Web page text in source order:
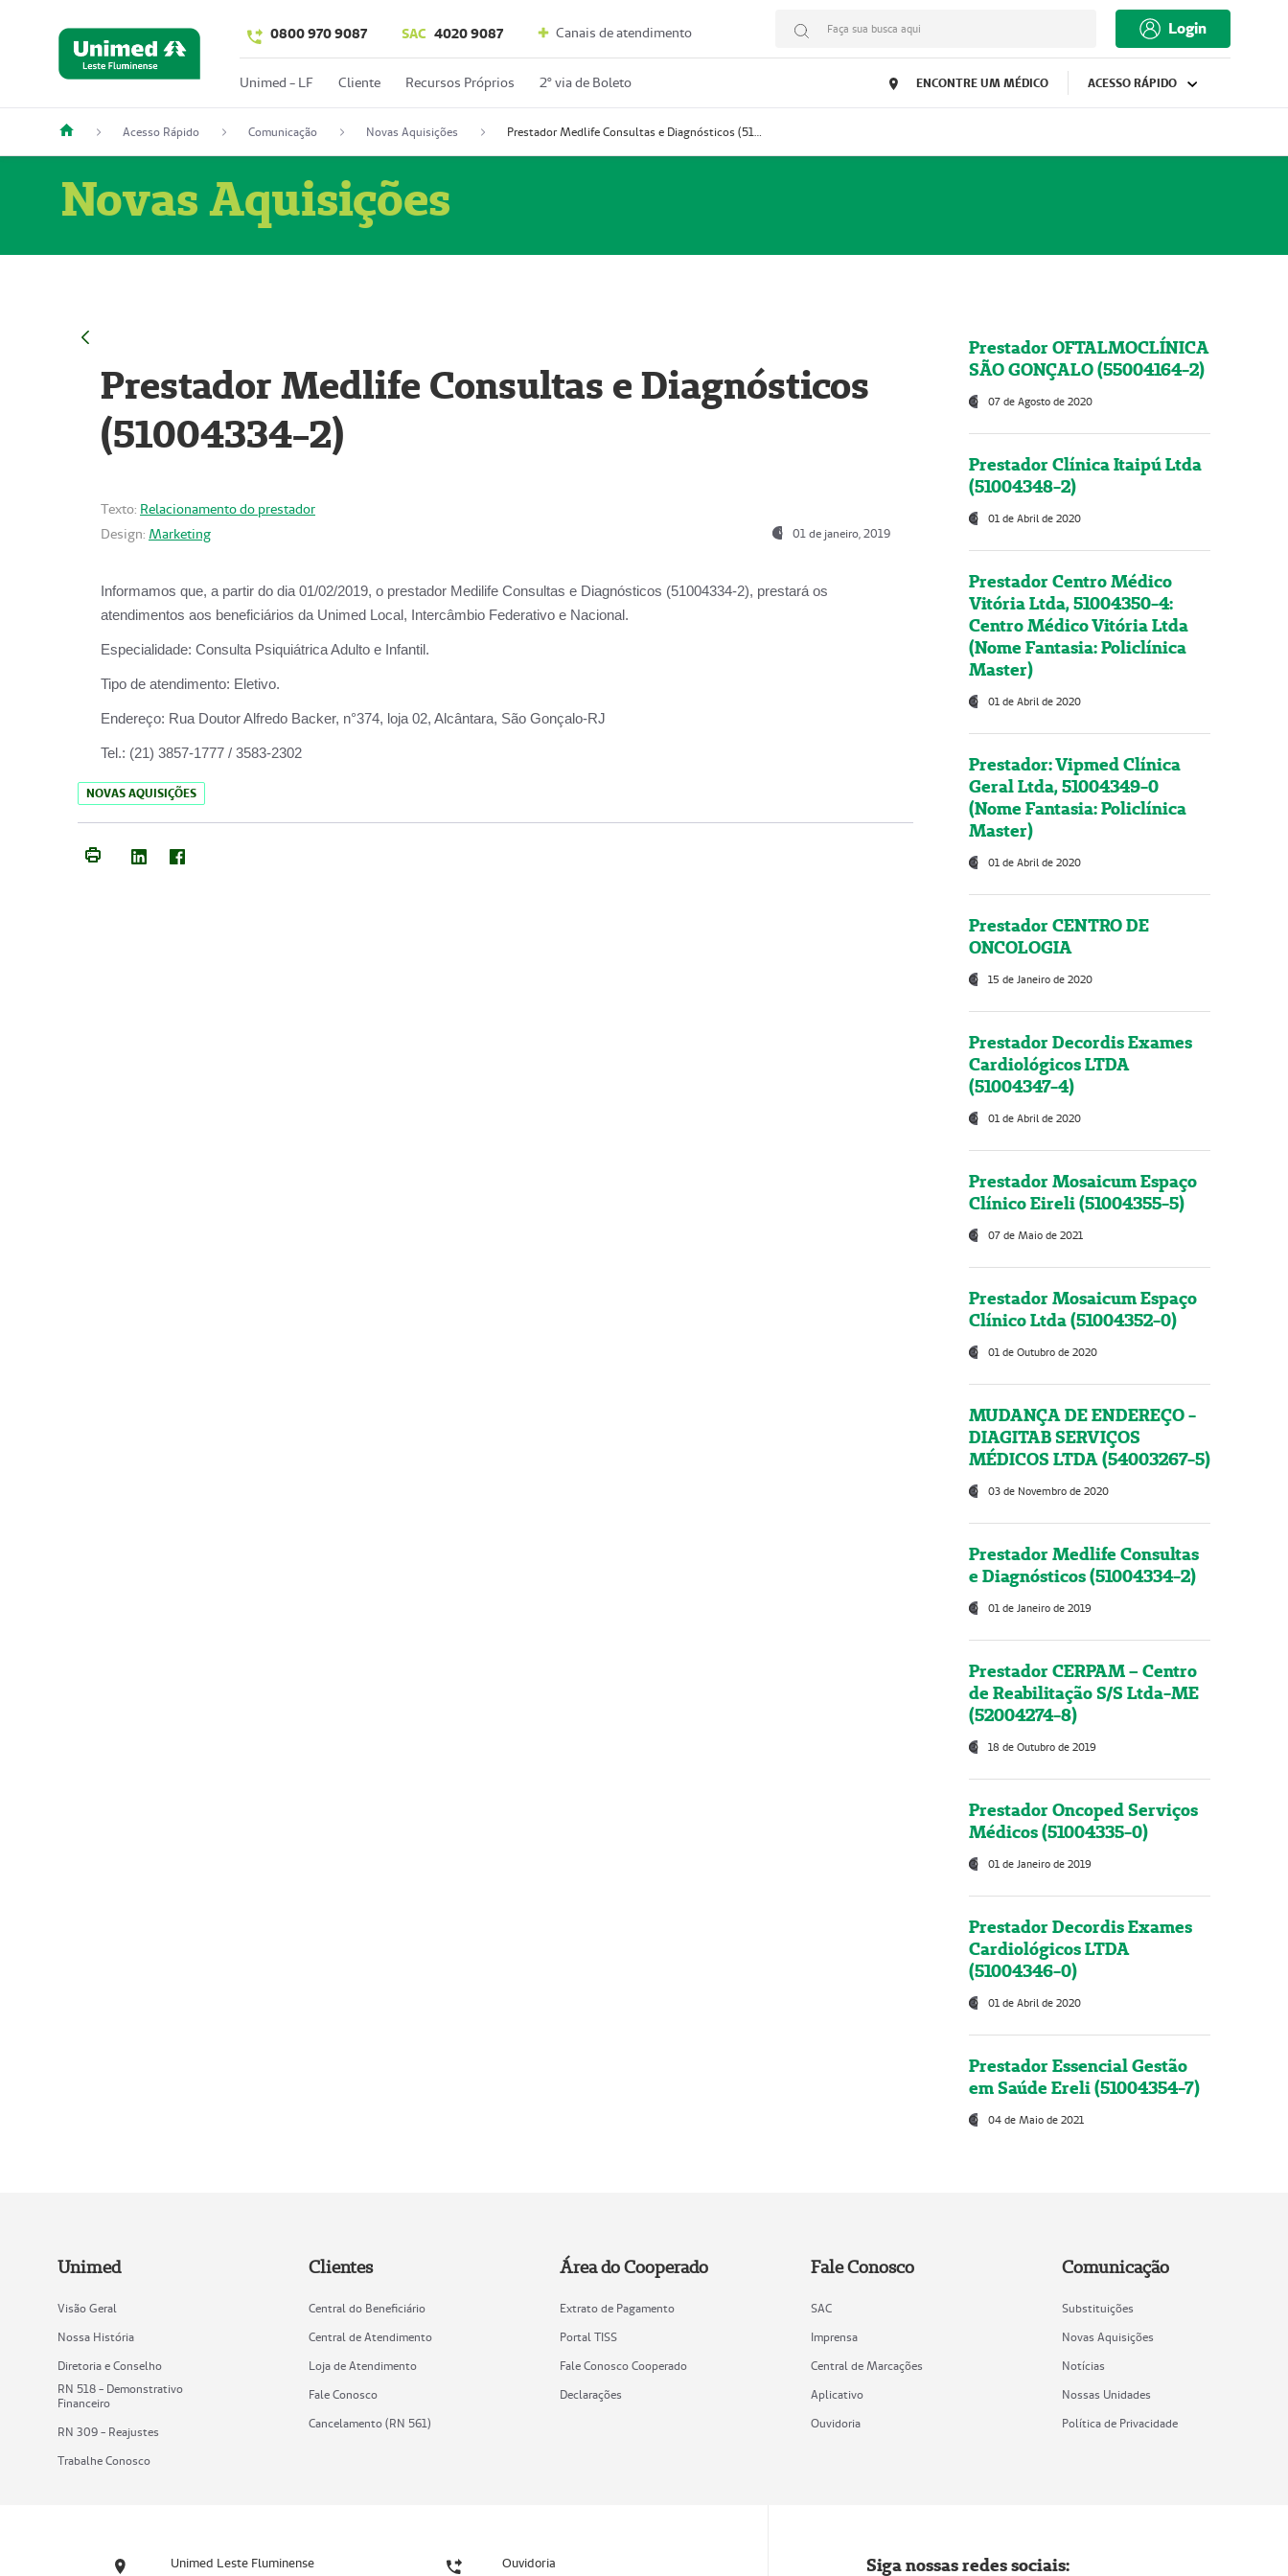
0800 970 9087 SAC 4020 9087 Canais de atendimento Faça sua busca aqui Login
Unimed - LF Cliente Recursos Próprios 2º via de Boleto ENCONTRE UM MÉDICO ACESSO RÁPIDO
Acesso Rápido Comunicação Novas Aquisições Prestador Medlife Consultas e Diagnósticos (51004334-2)
Novas Aquisições
Prestador Medlife Consultas e Diagnósticos
(51004334-2)
Texto: Relacionamento do prestador
Design: Marketing 01 de janeiro, 2019
Informamos que, a partir do dia 01/02/2019, o prestador Medilife Consultas e Diagnósticos (51004334-2), prestará os
atendimentos aos beneficiários da Unimed Local, Intercâmbio Federativo e Nacional.
Especialidade: Consulta Psiquiátrica Adulto e Infantil.
Tipo de atendimento: Eletivo.
Endereço: Rua Doutor Alfredo Backer, n°374, loja 02, Alcântara, São Gonçalo-RJ
Tel.: (21) 3857-1777 / 3583-2302
NOVAS AQUISIÇÕES
Prestador OFTALMOCLÍNICA
SÃO GONÇALO (55004164-2)
07 de Agosto de 2020
Prestador Clínica Itaipú Ltda
(51004348-2)
01 de Abril de 2020
Prestador Centro Médico
Vitória Ltda, 51004350-4:
Centro Médico Vitória Ltda
(Nome Fantasia: Policlínica
Master)
01 de Abril de 2020
Prestador: Vipmed Clínica
Geral Ltda, 51004349-0
(Nome Fantasia: Policlínica
Master)
01 de Abril de 2020
Prestador CENTRO DE
ONCOLOGIA
15 de Janeiro de 2020
Prestador Decordis Exames
Cardiológicos LTDA
(51004347-4)
01 de Abril de 2020
Prestador Mosaicum Espaço
Clínico Eireli (51004355-5)
07 de Maio de 2021
Prestador Mosaicum Espaço
Clínico Ltda (51004352-0)
01 de Outubro de 2020
MUDANÇA DE ENDEREÇO -
DIAGITAB SERVIÇOS
MÉDICOS LTDA (54003267-5)
03 de Novembro de 2020
Prestador Medlife Consultas
e Diagnósticos (51004334-2)
01 de Janeiro de 2019
Prestador CERPAM – Centro
de Reabilitação S/S Ltda-ME
(52004274-8)
18 de Outubro de 2019
Prestador Oncoped Serviços
Médicos (51004335-0)
01 de Janeiro de 2019
Prestador Decordis Exames
Cardiológicos LTDA
(51004346-0)
01 de Abril de 2020
Prestador Essencial Gestão
em Saúde Ereli (51004354-7)
04 de Maio de 2021
Unimed
Visão Geral
Nossa História
Diretoria e Conselho
RN 518 - Demonstrativo
Financeiro
RN 309 - Reajustes
Trabalhe Conosco
Clientes
Central do Beneficiário
Central de Atendimento
Loja de Atendimento
Fale Conosco
Cancelamento (RN 561)
Área do Cooperado
Extrato de Pagamento
Portal TISS
Fale Conosco Cooperado
Declarações
Fale Conosco
SAC
Imprensa
Central de Marcações
Aplicativo
Ouvidoria
Comunicação
Substituições
Novas Aquisições
Notícias
Nossas Unidades
Política de Privacidade
Unimed Leste Fluminense Ouvidoria Siga nossas redes sociais: